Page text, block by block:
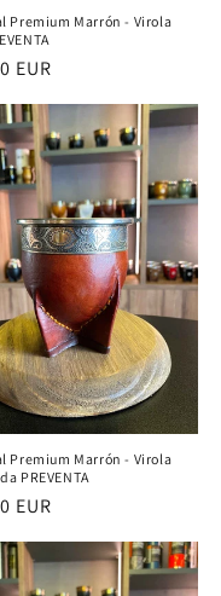
Premium Marrón - Virola
EUR
Premium Marrón - Virola
PREVENTA
EUR